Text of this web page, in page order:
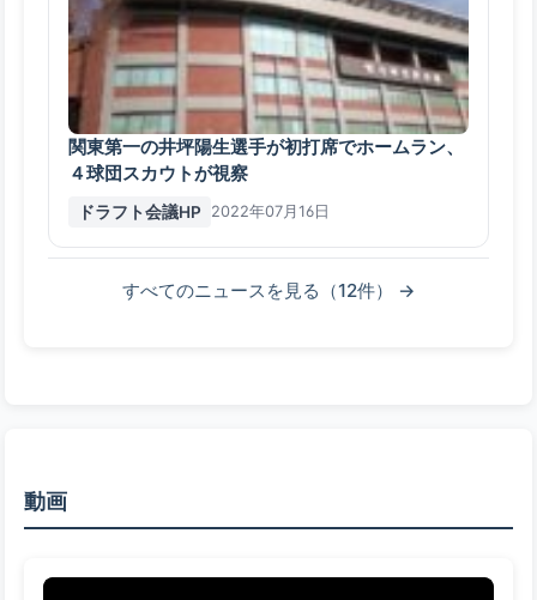
関東第一の井坪陽生選手が初打席でホームラン、
４球団スカウトが視察
ドラフト会議HP 2022年07月16日
すべてのニュースを見る（12件） →
動画